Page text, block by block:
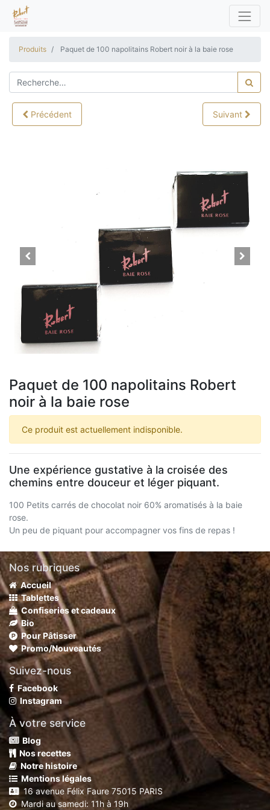
Produits Paquet de 100 napolitains Robert noir à la baie rose
Précédent Suivant
Paquet de 100 napolitains Robert
noir à la baie rose
Ce produit est actuellement indisponible.
Une expérience gustative à la croisée des
chemins entre douceur et léger piquant.
100 Petits carrés de chocolat noir 60% aromatisés à la baie
rose.
Un peu de piquant pour accompagner vos fins de repas !
Nos rubriques
Accueil
Tablettes
Confiseries et cadeaux
Bio
Pour Pâtisser
Promo/Nouveautés
Suivez-nous
Facebook
Instagram
À votre service
Blog
Nos recettes
Notre histoire
Mentions légales
16 avenue Félix Faure 75015 PARIS
Mardi au samedi: 11h à 19h